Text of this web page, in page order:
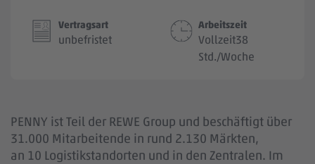
Vertragsart
unbefristet
Arbeitszeit
Vollzeit38
Std./Woche
PENNY ist Teil der REWE Group und beschäftigt über
31.000 Mitarbeitende in rund 2.130 Märkten,
an 10 Logistikstandorten und in den Zentralen. Im